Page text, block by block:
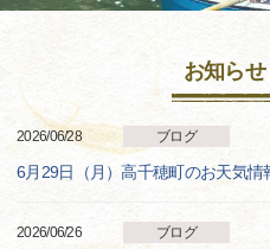
お知ら
2026/06/28 ブログ
6月29日（月）高千穂町のお天気
2026/06/26 ブログ